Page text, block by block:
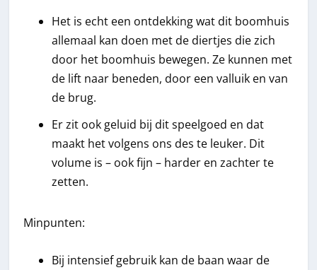
Het is echt een ontdekking wat dit boomhuis
allemaal kan doen met de diertjes die zich
door het boomhuis bewegen. Ze kunnen met
de lift naar beneden, door een valluik en van
de brug.
Er zit ook geluid bij dit speelgoed en dat
maakt het volgens ons des te leuker. Dit
volume is – ook fijn – harder en zachter te
zetten.
Minpunten:
Bij intensief gebruik kan de baan waar de